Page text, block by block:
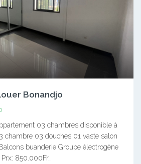
Bonandjo
03 chambres disponible à
chambre 03 douches 01 vaste salon
buanderie Groupe électrogène
850.000Fr…